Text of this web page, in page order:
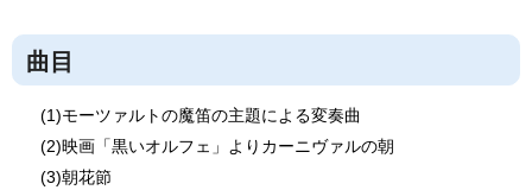
曲目
(1)モーツァルトの魔笛の主題による変奏曲
(2)映画「黒いオルフェ」よりカーニヴァルの朝
(3)朝花節